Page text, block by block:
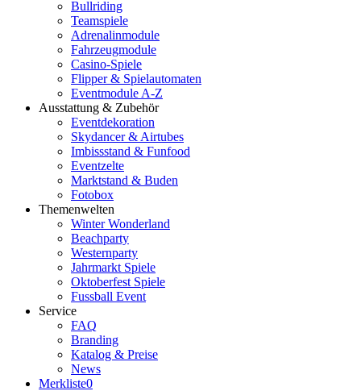
Bullriding
Teamspiele
Adrenalinmodule
Fahrzeugmodule
Casino-Spiele
Flipper & Spielautomaten
Eventmodule A-Z
Ausstattung & Zubehör
Eventdekoration
Skydancer & Airtubes
Imbissstand & Funfood
Eventzelte
Marktstand & Buden
Fotobox
Themenwelten
Winter Wonderland
Beachparty
Westernparty
Jahrmarkt Spiele
Oktoberfest Spiele
Fussball Event
Service
FAQ
Branding
Katalog & Preise
News
Merkliste0